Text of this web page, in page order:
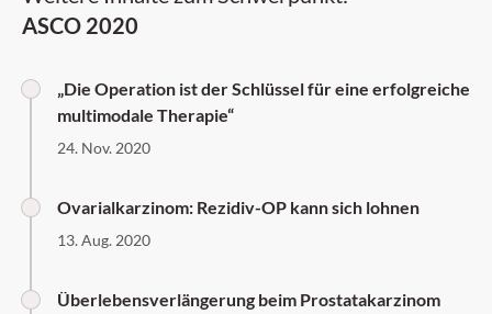
ASCO 2020
„Die Operation ist der Schlüssel für eine erfolgreiche
multimodale Therapie“
24. Nov. 2020
Ovarialkarzinom: Rezidiv-OP kann sich lohnen
13. Aug. 2020
Überlebensverlängerung beim Prostatakarzinom